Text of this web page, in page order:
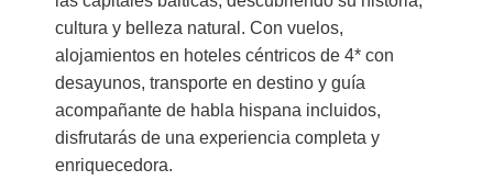
cultura y belleza natural. Con vuelos,
alojamientos en hoteles céntricos de 4* con
desayunos, transporte en destino y guía
acompañante de habla hispana incluidos,
disfrutarás de una experiencia completa y
enriquecedora.